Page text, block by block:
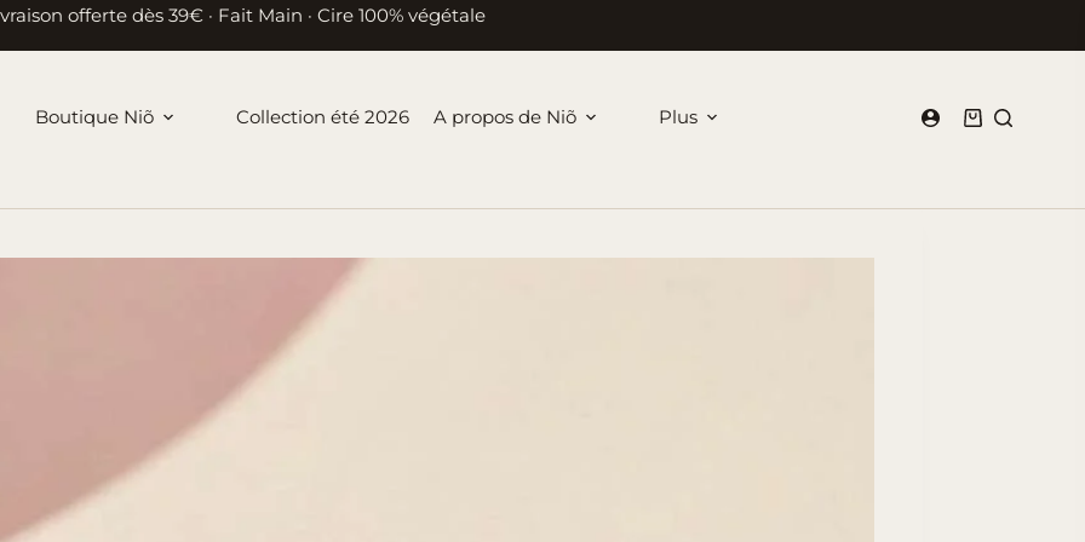
offerte dès 39€ · Fait Main · Cire 100% végétale
Boutique Niõ Collection été 2026 A propos de Niõ Plus
Panier